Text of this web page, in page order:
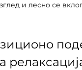
и лесно се